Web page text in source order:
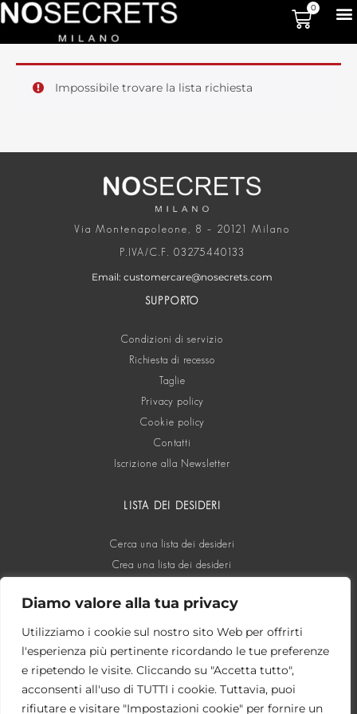
Diamo valore alla tua privacy
Utilizziamo i cookie sul nostro sito Web per offrirti
l'esperienza più pertinente ricordando le tue preferenze
e ripetendo le visite. Cliccando su "Accetta tutto",
acconsenti all'uso di TUTTI i cookie. Tuttavia, puoi
rifiutare e visitare "Impostazioni cookie" per fornire un
0
Impossibile trovare la lista richiesta
Via Montenapoleone, 8 – 20121 Milano
P.IVA/C.F. 03275440133
Email: customercare@nosecrets.com
SUPPORTO
Condizioni di servizio
Richiesta di recesso
Taglie
Privacy policy
Cookie policy
Contatti
Iscrizione alla Newsletter
LISTA DEI DESIDERI
Cerca una lista dei desideri
Crea una lista dei desideri
SOCIAL